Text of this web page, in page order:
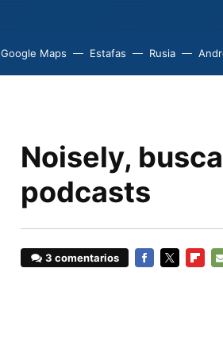
Google Maps Estafas Rusia
Noisely,
podcasts
3 comentarios